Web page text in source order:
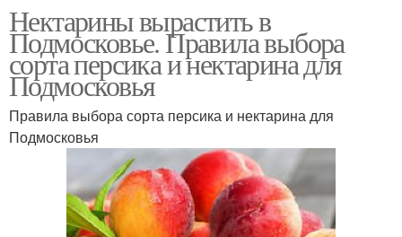
Нектарины вырастить в
Подмосковье. Правила выбора
сорта персика и нектарина для
Подмосковья
Правила выбора сорта персика и нектарина для
Подмосковья